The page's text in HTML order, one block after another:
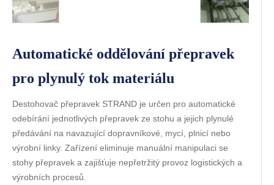
Automatické oddělování přepravek
pro plynulý tok materiálu
Destohovač přepravek STRAND je určen pro automatické
odebírání jednotlivých přepravek ze stohu a jejich plynulé
předávání na navazující dopravníkové, mycí, plnicí nebo
výrobní linky. Zařízení eliminuje manuální manipulaci se
stohy přepravek a zajišťuje nepřetržitý provoz logistických a
výrobních procesů.